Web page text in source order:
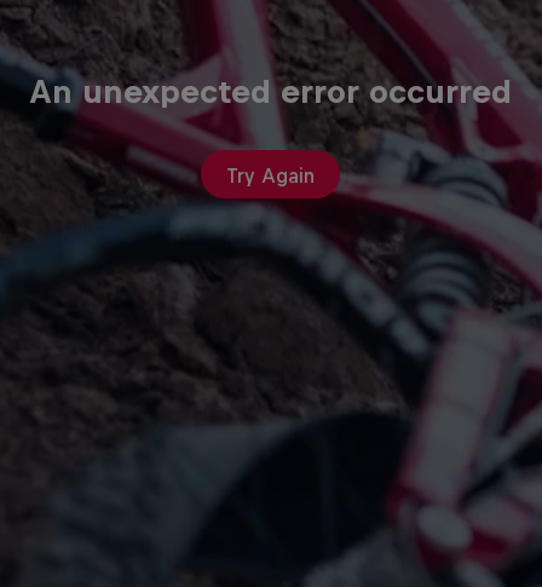
An unexpected error occurred
Try Again